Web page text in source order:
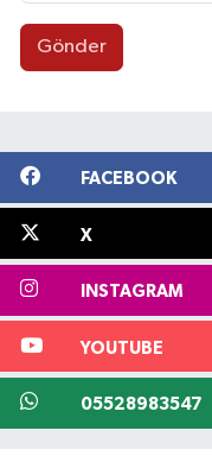
Gönder
FACEBOOK
X
INSTAGRAM
YOUTUBE
05528983547